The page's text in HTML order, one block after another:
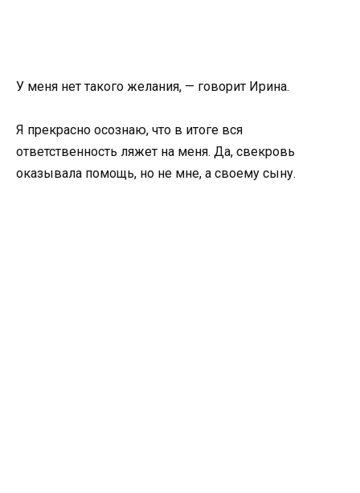
У меня нет такого желания, — говорит Ирина.
Я прекрасно осознаю, что в итоге вся
ответственность ляжет на меня. Да, свекровь
оказывала помощь, но не мне, а своему сыну.